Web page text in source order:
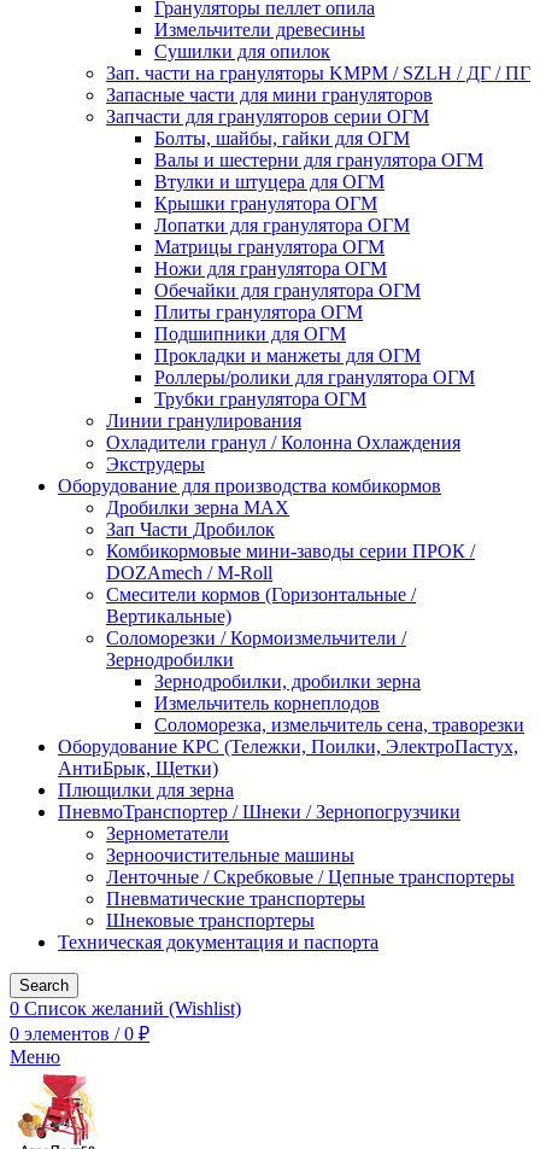
Грануляторы пеллет опила
Измельчители древесины
Сушилки для опилок
Зап. части на грануляторы KMPM / SZLH / ДГ / ПГ
Запасные части для мини грануляторов
Запчасти для грануляторов серии ОГМ
Болты, шайбы, гайки для ОГМ
Валы и шестерни для гранулятора ОГМ
Втулки и штуцера для ОГМ
Крышки гранулятора ОГМ
Лопатки для гранулятора ОГМ
Матрицы гранулятора ОГМ
Ножи для гранулятора ОГМ
Обечайки для гранулятора ОГМ
Плиты гранулятора ОГМ
Подшипники для ОГМ
Прокладки и манжеты для ОГМ
Роллеры/ролики для гранулятора ОГМ
Трубки гранулятора ОГМ
Линии гранулирования
Охладители гранул / Колонна Охлаждения
Экструдеры
Оборудование для производства комбикормов
Дробилки зерна МАХ
Зап Части Дробилок
Комбикормовые мини-заводы серии ПРОК /
DOZAmech / M-Roll
Смесители кормов (Горизонтальные /
Вертикальные)
Соломорезки / Кормоизмельчители /
Зернодробилки
Зернодробилки, дробилки зерна
Измельчитель корнеплодов
Соломорезка, измельчитель сена, траворезки
Оборудование КРС (Тележки, Поилки, ЭлектроПастух,
АнтиБрык, Щетки)
Плющилки для зерна
ПневмоТранспортер / Шнеки / Зернопогрузчики
Зернометатели
Зерноочистительные машины
Ленточные / Скребковые / Цепные транспортеры
Пневматические транспортеры
Шнековые транспортеры
Техническая документация и паспорта
Search
0 Список желаний (Wishlist)
0 элементов / 0 ₽
Меню